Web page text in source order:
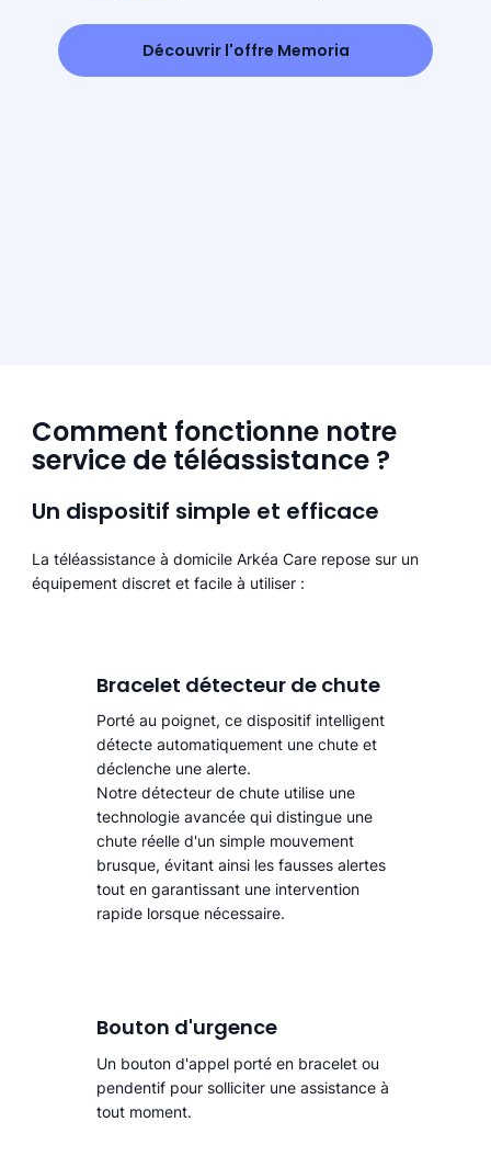
Découvrir l'offre Memoria
Comment fonctionne notre
service de téléassistance ?
Un dispositif simple et efficace
La téléassistance à domicile Arkéa Care repose sur un
équipement discret et facile à utiliser :
Bracelet détecteur de chute
Porté au poignet, ce dispositif intelligent
détecte automatiquement une chute et
déclenche une alerte.​
Notre détecteur de chute utilise une
technologie avancée qui distingue une
chute réelle d'un simple mouvement
brusque, évitant ainsi les fausses alertes
tout en garantissant une intervention
rapide lorsque nécessaire.
Bouton d'urgence
Un bouton d'appel porté en bracelet ou
pendentif pour solliciter une assistance à
tout moment.